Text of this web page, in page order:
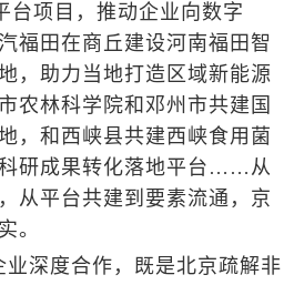
台项目，推动企业向数字
福田在商丘建设河南福田智
，助力当地打造区域新能源
农林科学院和邓州市共建国
，和西峡县共建西峡食用菌
研成果转化落地平台……从
从平台共建到要素流通，京
。
深度合作，既是北京疏解非